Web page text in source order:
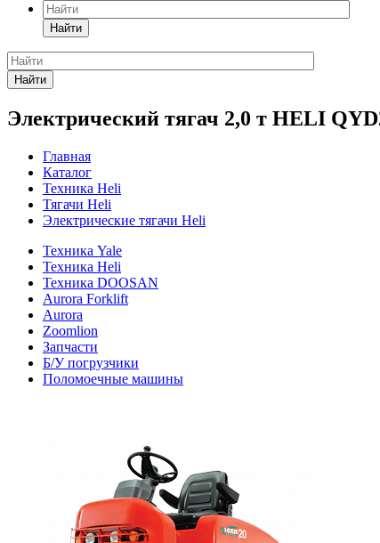
Найти
Найти
Электрический тягач 2,0 т HELI
Главная
Каталог
Техника Heli
Тягачи Heli
Электрические тягачи Heli
Техника Yale
Техника Heli
Техника DOOSAN
Aurora Forklift
Aurora
Zoomlion
Запчасти
Б/У погрузчики
Поломоечные машины